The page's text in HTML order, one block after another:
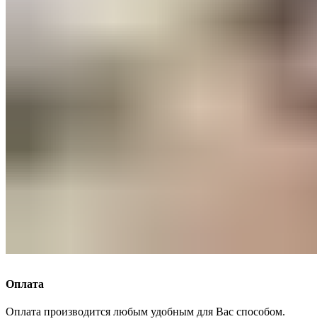
Оплата
Оплата производится любым удобным для Вас способом.